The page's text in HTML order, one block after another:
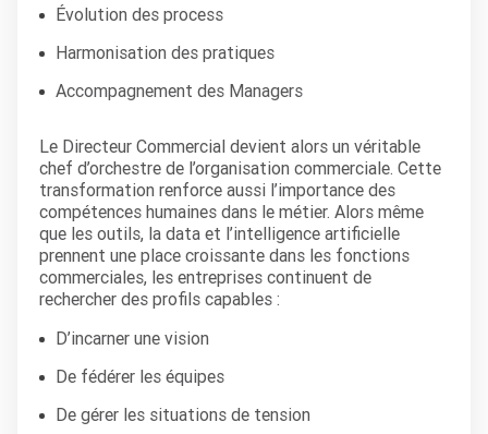
Évolution des process
Harmonisation des pratiques
Accompagnement des Managers
Le Directeur Commercial devient alors un véritable
chef d’orchestre de l’organisation commerciale. Cette
transformation renforce aussi l’importance des
compétences humaines dans le métier. Alors même
que les outils, la data et l’intelligence artificielle
prennent une place croissante dans les fonctions
commerciales, les entreprises continuent de
rechercher des profils capables :
D’incarner une vision
De fédérer les équipes
De gérer les situations de tension